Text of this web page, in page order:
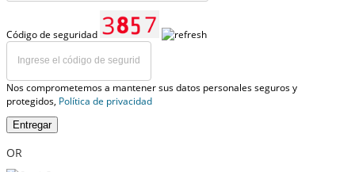
Código de seguridad
Nos comprometemos a mantener sus datos personales seguros y
protegidos, Política de privacidad
Entregar
OR